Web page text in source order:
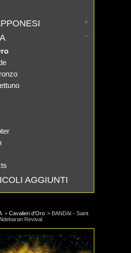
AGGIUNTI
> Cavalieri d'Oro > BANDAI - Saint
Revival